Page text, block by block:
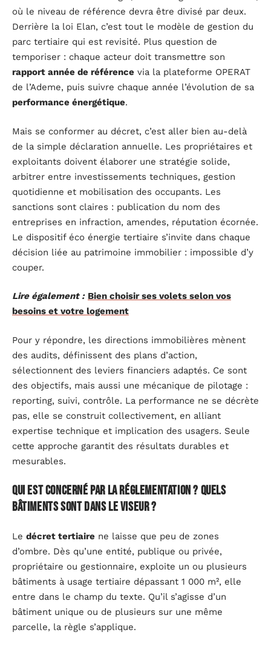
où le niveau de référence devra être divisé par deux.
Derrière la loi Elan, c’est tout le modèle de gestion du
parc tertiaire qui est revisité. Plus question de
temporiser : chaque acteur doit transmettre son
rapport année de référence via la plateforme OPERAT
de l’Ademe, puis suivre chaque année l’évolution de sa
performance énergétique.
Mais se conformer au décret, c’est aller bien au-delà
de la simple déclaration annuelle. Les propriétaires et
exploitants doivent élaborer une stratégie solide,
arbitrer entre investissements techniques, gestion
quotidienne et mobilisation des occupants. Les
sanctions sont claires : publication du nom des
entreprises en infraction, amendes, réputation écornée.
Le dispositif éco énergie tertiaire s’invite dans chaque
décision liée au patrimoine immobilier : impossible d’y
couper.
Lire également : Bien choisir ses volets selon vos
besoins et votre logement
Pour y répondre, les directions immobilières mènent
des audits, définissent des plans d’action,
sélectionnent des leviers financiers adaptés. Ce sont
des objectifs, mais aussi une mécanique de pilotage :
reporting, suivi, contrôle. La performance ne se décrète
pas, elle se construit collectivement, en alliant
expertise technique et implication des usagers. Seule
cette approche garantit des résultats durables et
mesurables.
Qui est concerné par la réglementation ? Quels
bâtiments sont dans le viseur ?
Le décret tertiaire ne laisse que peu de zones
d’ombre. Dès qu’une entité, publique ou privée,
propriétaire ou gestionnaire, exploite un ou plusieurs
bâtiments à usage tertiaire dépassant 1 000 m², elle
entre dans le champ du texte. Qu’il s’agisse d’un
bâtiment unique ou de plusieurs sur une même
parcelle, la règle s’applique.